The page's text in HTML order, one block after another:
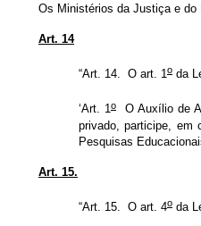
Os Ministérios da Justiça e do
Art. 14
“Art. 14. O art. 1o da
‘Art. 1oO Auxílio de
privado, participe, em
Pesquisas
Art. 15.
“Art. 15. O art. 4o da